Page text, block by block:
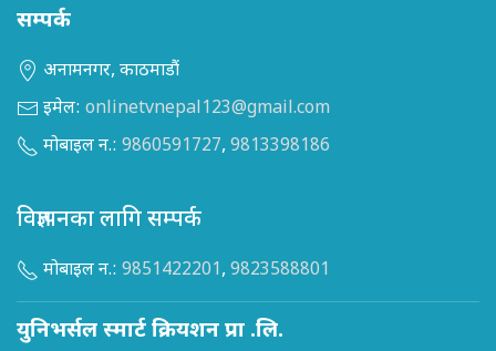
सम्पर्क
अनामनगर, काठमाडौं
इमेल: onlinetvnepal123@gmail.com
मोबाइल न.: 9860591727, 9813398186
विज्ञापनका लागि सम्पर्क
मोबाइल न.: 9851422201, 9823588801
युनिभर्सल स्मार्ट क्रियशन प्रा .लि.